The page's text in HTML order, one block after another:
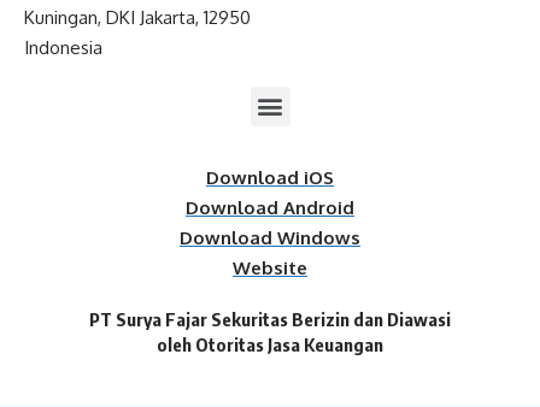
Kuningan, DKI Jakarta, 12950
Indonesia
Download iOS
Download Android
Download Windows
Website
PT Surya Fajar Sekuritas Berizin dan Diawasi
oleh Otoritas Jasa Keuangan​